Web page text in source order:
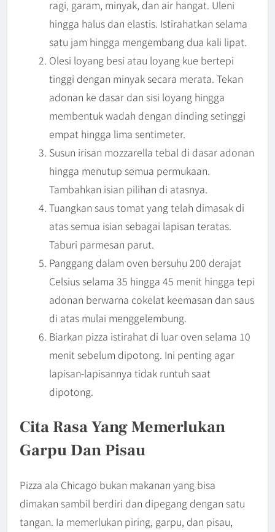
ragi, garam, minyak, dan air hangat. Uleni
hingga halus dan elastis. Istirahatkan selama
satu jam hingga mengembang dua kali lipat.
Olesi loyang besi atau loyang kue bertepi
tinggi dengan minyak secara merata. Tekan
adonan ke dasar dan sisi loyang hingga
membentuk wadah dengan dinding setinggi
empat hingga lima sentimeter.
Susun irisan mozzarella tebal di dasar adonan
hingga menutup semua permukaan.
Tambahkan isian pilihan di atasnya.
Tuangkan saus tomat yang telah dimasak di
atas semua isian sebagai lapisan teratas.
Taburi parmesan parut.
Panggang dalam oven bersuhu 200 derajat
Celsius selama 35 hingga 45 menit hingga tepi
adonan berwarna cokelat keemasan dan saus
di atas mulai menggelembung.
Biarkan pizza istirahat di luar oven selama 10
menit sebelum dipotong. Ini penting agar
lapisan-lapisannya tidak runtuh saat
dipotong.
Cita Rasa Yang Memerlukan
Garpu Dan Pisau
Pizza ala Chicago bukan makanan yang bisa
dimakan sambil berdiri dan dipegang dengan satu
tangan. Ia memerlukan piring, garpu, dan pisau,